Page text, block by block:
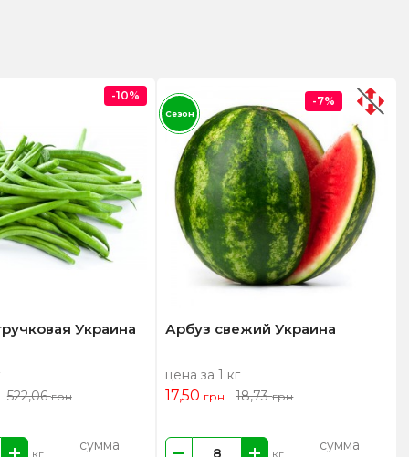
Украина
522,06грн
кг сумма
-10%
Арбуз свежий Украина
цена за 1 кг
17,50 грн 18,73грн
кг сумма
-7%
Сезон